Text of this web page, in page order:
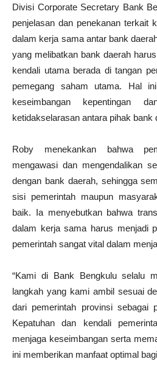
Divisi Corporate Secretary Bank
penjelasan dan penekanan terkait
dalam kerja sama antar bank
yang melibatkan bank daerah
kendali utama berada di tangan
pemegang saham utama. Hal
keseimbangan kepentingan
ketidakselarasan antara pihak bank
Roby menekankan bahwa
mengawasi dan mengendalikan
dengan bank daerah, sehingga
sisi pemerintah maupun
baik. Ia menyebutkan bahwa
dalam kerja sama harus menjadi
pemerintah sangat vital dalam
“Kami di Bank Bengkulu selalu
langkah yang kami ambil sesuai
dari pemerintah provinsi sebagai
Kepatuhan dan kendali
menjaga keseimbangan serta
ini memberikan manfaat optimal